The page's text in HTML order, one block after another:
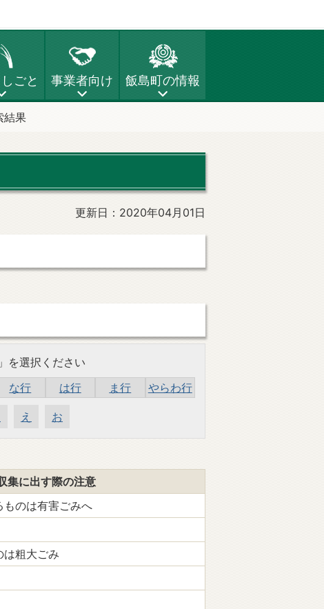
ごと 事業者向け 飯島町の情報
結果
更新日：2020年04月01日
を選択ください
な行 は行 ま行 やらわ行
え お
集に出す際の注意
ものは有害ごみへ
は粗大ごみ